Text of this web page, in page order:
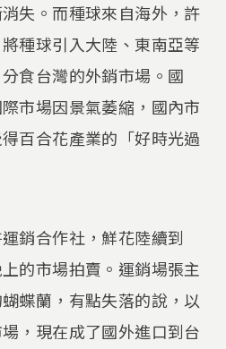
失。而種球來自海外，許
種球引入大陸、東南亞等
食台灣的外銷市場。國
市場因景氣萎縮，國內市
百合花產業的「好時光過
銷合作社，鮮花陸續到
的市場拍賣。運銷場張主
蝶蘭，有點失落的說，以
，現在成了國外進口到台